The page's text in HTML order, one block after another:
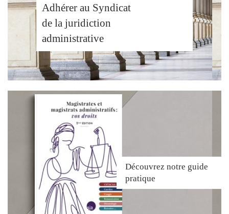
Adhérer au Syndicat
de la juridiction
administrative
Découvrez notre guide
pratique